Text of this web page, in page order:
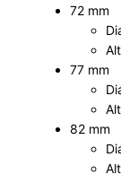
72 mm
77 mm
82 mm